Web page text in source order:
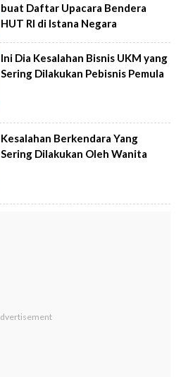
buat Daftar Upacara Bendera
HUT RI di Istana Negara
Ini Dia Kesalahan Bisnis UKM yang
Sering Dilakukan Pebisnis Pemula
Kesalahan Berkendara Yang
Sering Dilakukan Oleh Wanita